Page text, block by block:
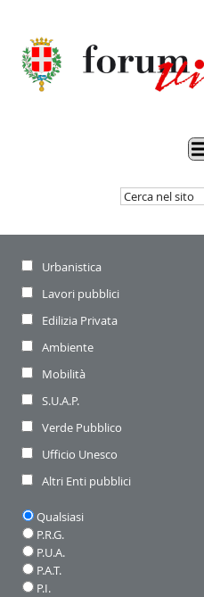
Cerca
nel
Settore
di
riferimento:
Urbanistica
Lavori pubblici
Edilizia Privata
Ambiente
Mobilità
S.U.A.P.
Verde Pubblico
Ufficio Unesco
Altri Enti pubblici
Piano:Qualsiasi
P.R.G.
P.U.A.
P.A.T.
P.I.